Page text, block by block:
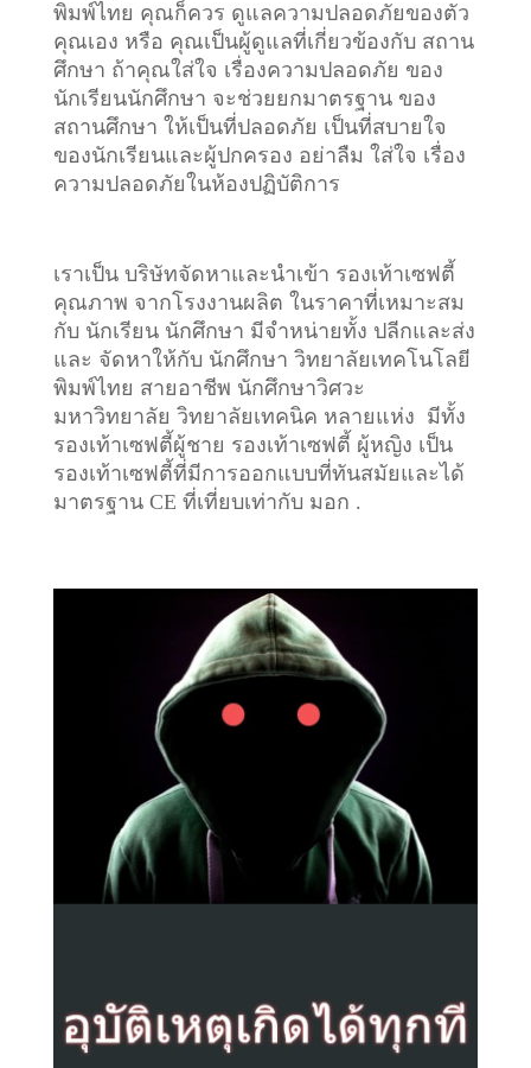
พิมพ์ไทย คุณก็ควร ดูแลความปลอดภัยของตัว
คุณเอง หรือ คุณเป็นผู้ดูแลที่เกี่ยวข้องกับ สถาน
ศึกษา ถ้าคุณใส่ใจ เรื่องความปลอดภัย ของ
นักเรียนนักศึกษา จะช่วยยกมาตรฐาน ของ
สถานศึกษา ให้เป็นที่ปลอดภัย เป็นที่สบายใจ
ของนักเรียนและผู้ปกครอง อย่าลืม ใส่ใจ เรื่อง
ความปลอดภัยในห้องปฏิบัติการ
เราเป็น บริษัทจัดหาและนำเข้า รองเท้าเซฟตี้
คุณภาพ จากโรงงานผลิต ในราคาที่เหมาะสม
กับ นักเรียน นักศึกษา มีจำหน่ายทั้ง ปลีกและส่ง
และ จัดหาให้กับ นักศึกษา วิทยาลัยเทคโนโลยี
พิมพ์ไทย สายอาชีพ นักศึกษาวิศวะ
มหาวิทยาลัย วิทยาลัยเทคนิค หลายแห่ง มีทั้ง
รองเท้าเซฟตี้ผู้ชาย รองเท้าเซฟตี้ ผู้หญิง เป็น
รองเท้าเซฟตี้ที่มีการออกแบบที่ทันสมัยและได้
มาตรฐาน CE ที่เที่ยบเท่ากับ มอก .